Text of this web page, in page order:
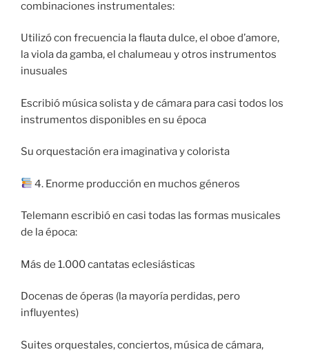
combinaciones instrumentales:
Utilizó con frecuencia la flauta dulce, el oboe d’amore,
la viola da gamba, el chalumeau y otros instrumentos
inusuales
Escribió música solista y de cámara para casi todos los
instrumentos disponibles en su época
Su orquestación era imaginativa y colorista
4. Enorme producción en muchos géneros
Telemann escribió en casi todas las formas musicales
de la época:
Más de 1.000 cantatas eclesiásticas
Docenas de óperas (la mayoría perdidas, pero
influyentes)
Suites orquestales, conciertos, música de cámara,